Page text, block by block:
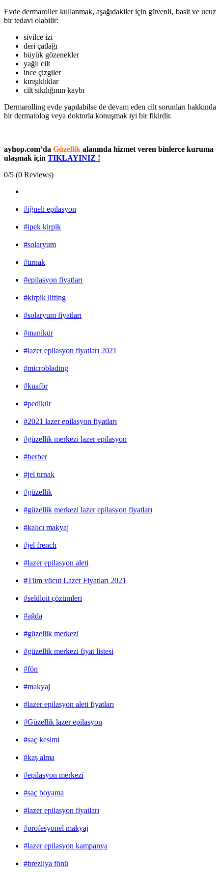
Evde dermaroller kullanmak, aşağıdakiler için güvenli, basit ve ucuz
bir tedavi olabilir:
sivilce izi
deri çatlağı
büyük gözenekler
yağlı cilt
ince çizgiler
kırışıklıklar
cilt sıkılığının kaybı
Dermarolling evde yapılabilse de devam eden cilt sorunları hakkında
bir dermatolog veya doktorla konuşmak iyi bir fikirdir.
ayhop.com’da Güzellik alanında hizmet veren binlerce kuruma
ulaşmak için TIKLAYINIZ !
0/5 (0 Reviews)
#iğneli epilasyon
#ipek kirpik
#solaryum
#tırnak
#epilasyon fiyatları
#kirpik lifting
#solaryum fiyatları
#manikür
#lazer epilasyon fiyatları 2021
#microblading
#kuaför
#pedikür
#2021 lazer epilasyon fiyatları
#güzellik merkezi lazer epilasyon
#berber
#jel tırnak
#güzellik
#güzellik merkezi lazer epilasyon fiyatları
#kalıcı makyaj
#jel french
#lazer epilasyon aleti
#Tüm vücut Lazer Fiyatları 2021
#selüloit çözümleri
#ağda
#güzellik merkezi
#güzellik merkezi fiyat listesi
#fön
#makyaj
#lazer epilasyon aleti fiyatları
#Güzellik lazer epilasyon
#saç kesimi
#kaş alma
#epilasyon merkezi
#saç boyama
#lazer epilasyon fiyatları
#profesyonel makyaj
#lazer epilasyon kampanya
#brezilya fönü